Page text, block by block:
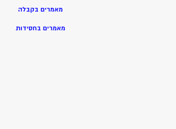
מאמרים בקבלה
מאמרים בחסידות